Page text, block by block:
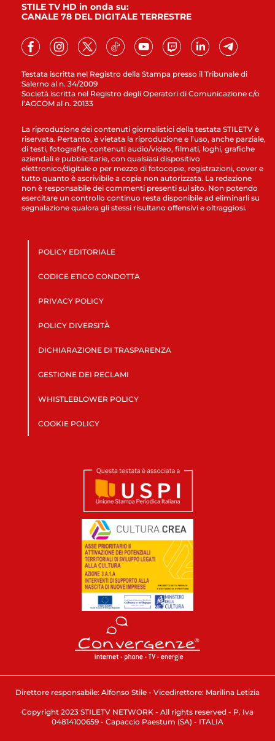
Testata iscritta nel Registro della Stampa presso il Tribunale di
Salerno al n. 34/2009
Società iscritta nel Registro degli Operatori di Comunicazione c/o
l’AGCOM al n. 20133
STILE TV HD in onda su:
CANALE 78 DEL DIGITALE TERRESTRE
La riproduzione dei contenuti giornalistici della testata STILETV è
riservata. Pertanto, è vietata la riproduzione e l’uso, anche parziale,
di testi, fotografie, contenuti audio/video, filmati, loghi, grafiche
aziendali e pubblicitarie, con qualsiasi dispositivo
elettronico/digitale o per mezzo di fotocopie, registrazioni, cover e
tutto quanto è ascrivibile a copia non autorizzata. La redazione
non è responsabile dei commenti presenti sul sito. Non potendo
esercitare un controllo continuo resta disponibile ad eliminarli su
segnalazione qualora gli stessi risultano offensivi e oltraggiosi.
POLICY EDITORIALE
CODICE ETICO CONDOTTA
PRIVACY POLICY
POLICY DIVERSITÀ
DICHIARAZIONE DI TRASPARENZA
GESTIONE DEI RECLAMI
WHISTLEBLOWER POLICY
COOKIE POLICY
Direttore responsabile: Alfonso Stile - Vicedirettore: Marilina Letizia
Copyright 2023 STILETV NETWORK - All rights reserved - P. Iva
04814100659 - Capaccio Paestum (SA) - ITALIA